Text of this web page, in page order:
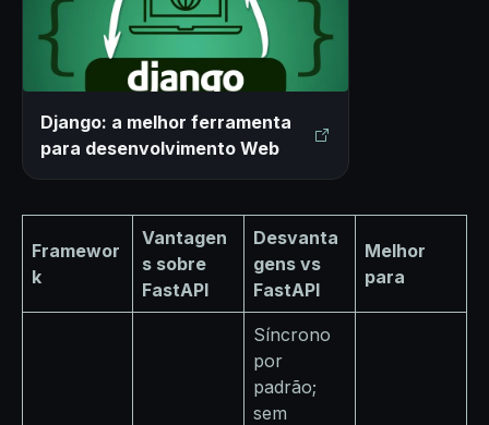
Django: a melhor ferramenta
para desenvolvimento Web
Framewor
k
Vantagen
s sobre
FastAPI
Desvanta
gens vs
FastAPI
Melhor
para
Síncrono
por
padrão;
sem